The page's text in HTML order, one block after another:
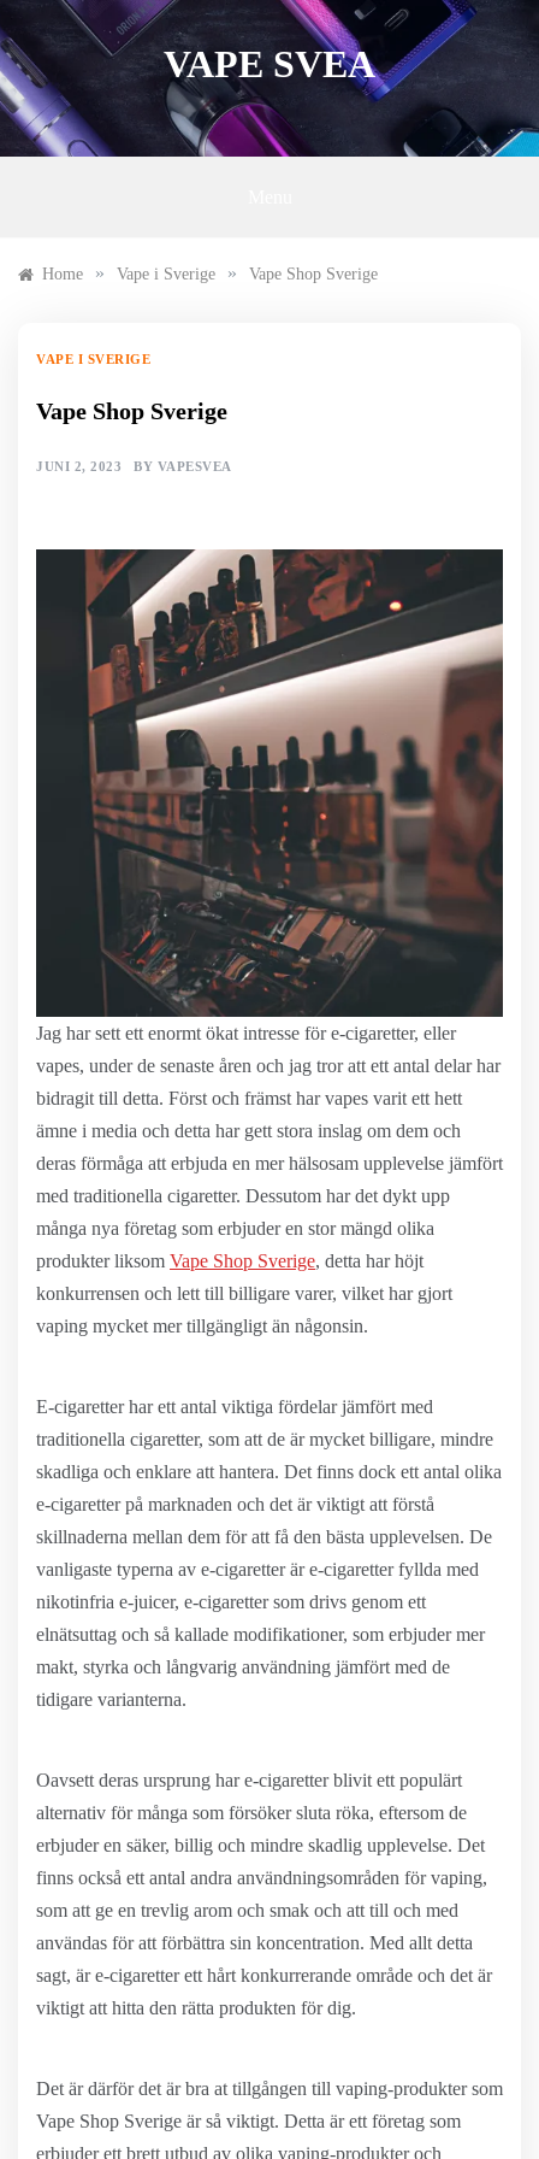
to
content
VAPE SVEA
Home » Vape i Sverige » Vape Shop Sverige
VAPE I SVERIGE
Vape Shop Sverige
JUNI 2, 2023 BY VAPESVEA
Jag har sett ett enormt ökat intresse för e-cigaretter, eller
vapes, under de senaste åren och jag tror att ett antal delar har
bidragit till detta. Först och främst har vapes varit ett hett
ämne i media och detta har gett stora inslag om dem och
deras förmåga att erbjuda en mer hälsosam upplevelse jämfört
med traditionella cigaretter. Dessutom har det dykt upp
många nya företag som erbjuder en stor mängd olika
produkter liksom Vape Shop Sverige, detta har höjt
konkurrensen och lett till billigare varer, vilket har gjort
vaping mycket mer tillgängligt än någonsin.
E-cigaretter har ett antal viktiga fördelar jämfört med
traditionella cigaretter, som att de är mycket billigare, mindre
skadliga och enklare att hantera. Det finns dock ett antal olika
e-cigaretter på marknaden och det är viktigt att förstå
skillnaderna mellan dem för att få den bästa upplevelsen. De
vanligaste typerna av e-cigaretter är e-cigaretter fyllda med
nikotinfria e-juicer, e-cigaretter som drivs genom ett
elnätsuttag och så kallade modifikationer, som erbjuder mer
makt, styrka och långvarig användning jämfört med de
tidigare varianterna.
Oavsett deras ursprung har e-cigaretter blivit ett populärt
alternativ för många som försöker sluta röka, eftersom de
erbjuder en säker, billig och mindre skadlig upplevelse. Det
finns också ett antal andra användningsområden för vaping,
som att ge en trevlig arom och smak och att till och med
användas för att förbättra sin koncentration. Med allt detta
sagt, är e-cigaretter ett hårt konkurrerande område och det är
viktigt att hitta den rätta produkten för dig.
Det är därför det är bra at tillgången till vaping-produkter som
Vape Shop Sverige är så viktigt. Detta är ett företag som
erbjuder ett brett utbud av olika vaping-produkter och